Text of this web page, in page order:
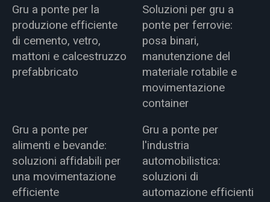
Gru a ponte per la
produzione efficiente
di cemento, vetro,
mattoni e calcestruzzo
prefabbricato
Soluzioni per gru a
ponte per ferrovie:
posa binari,
manutenzione del
materiale rotabile e
movimentazione
container
Gru a ponte per
alimenti e bevande:
soluzioni affidabili per
una movimentazione
efficiente
Gru a ponte per
l'industria
automobilistica:
soluzioni di
automazione efficienti